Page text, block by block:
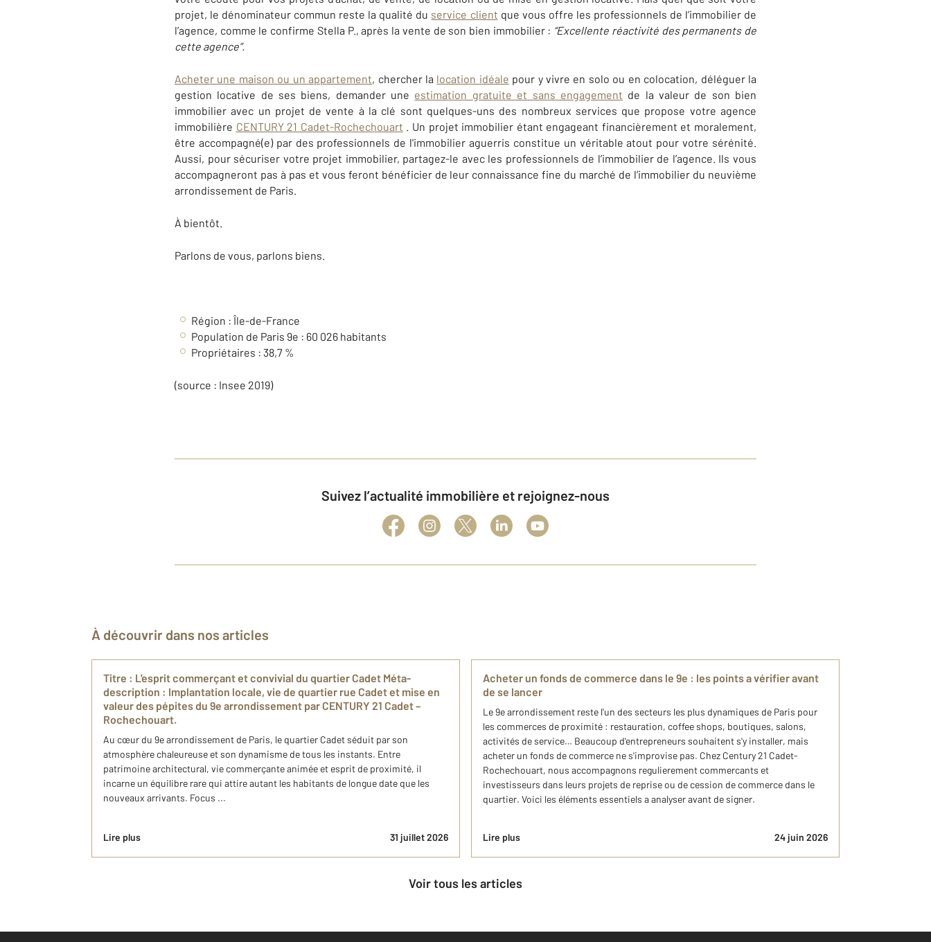
projet, le dénominateur commun reste la qualité du service client que vous offre les professionnels de l’immobilier de
l’agence, comme le confirme Stella P., après la vente de son bien immobilier : “Excellente réactivité des permanents de
cette agence”.
Acheter une maison ou un appartement, chercher la location idéale pour y vivre en solo ou en colocation, déléguer la
gestion locative de ses biens, demander une estimation gratuite et sans engagement de la valeur de son bien
immobilier avec un projet de vente à la clé sont quelques-uns des nombreux services que propose votre agence
immobilière CENTURY 21 Cadet-Rochechouart . Un projet immobilier étant engageant financièrement et moralement,
être accompagné(e) par des professionnels de l'immobilier aguerris constitue un véritable atout pour votre sérénité.
Aussi, pour sécuriser votre projet immobilier, partagez-le avec les professionnels de l’immobilier de l’agence. Ils vous
accompagneront pas à pas et vous feront bénéficier de leur connaissance fine du marché de l’immobilier du neuvième
arrondissement de Paris.
À bientôt.
Parlons de vous, parlons biens.
Région : Île-de-France
Population de Paris 9e : 60 026 habitants
Propriétaires : 38,7 %
(source : Insee 2019)
Suivez l’actualité immobilière et rejoignez-nous
À découvrir dans nos articles
Titre : L'esprit commerçant et convivial du quartier Cadet Méta-
description : Implantation locale, vie de quartier rue Cadet et mise en
valeur des pépites du 9e arrondissement par CENTURY 21 Cadet –
Rochechouart.
Au cœur du 9e arrondissement de Paris, le quartier Cadet séduit par son
atmosphère chaleureuse et son dynamisme de tous les instants. Entre
patrimoine architectural, vie commerçante animée et esprit de proximité, il
incarne un équilibre rare qui attire autant les habitants de longue date que les
nouveaux arrivants. Focus ...
Lire plus 31 juillet 2026
Acheter un fonds de commerce dans le 9e : les points a vérifier avant
de se lancer
Le 9e arrondissement reste l'un des secteurs les plus dynamiques de Paris pour
les commerces de proximité : restauration, coffee shops, boutiques, salons,
activités de service… Beaucoup d'entrepreneurs souhaitent s'y installer, mais
acheter un fonds de commerce ne s'improvise pas. Chez Century 21 Cadet-
Rochechouart, nous accompagnons regulierement commercants et
investisseurs dans leurs projets de reprise ou de cession de commerce dans le
quartier. Voici les éléments essentiels a analyser avant de signer.
Lire plus 24 juin 2026
Voir tous les articles